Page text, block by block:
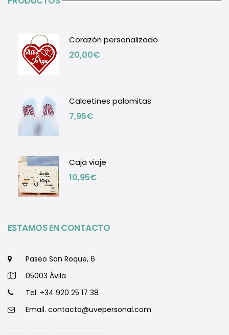
Corazón personalizado
20,00€
Calcetines palomitas
7,95€
Caja viaje
10,95€
ESTAMOS EN CONTACTO
Paseo San Roque, 6
05003 Ávila
Tel. +34 920 25 17 38
Email. contacto@uvepersonal.com